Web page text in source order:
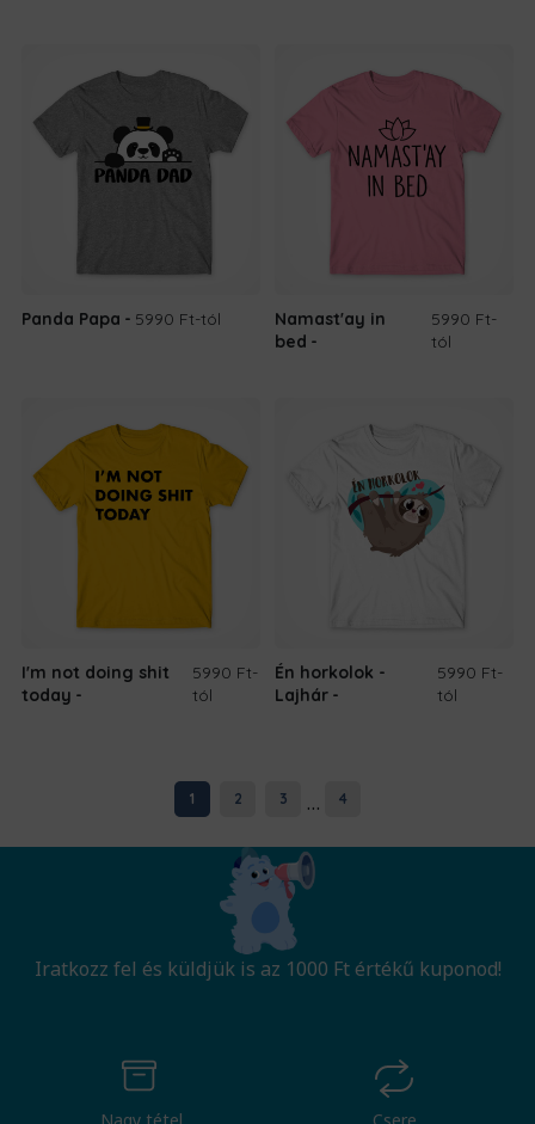
Panda Papa 5990 Ft-tól
Namast'ay in
bed
5990 Ft-
tól
I'm not doing shit
today
5990 Ft-
tól
Én horkolok -
Lajhár
5990 Ft-
tól
1 2 3 ... 4
Iratkozz fel és küldjük is az 1000 Ft értékű kuponod!